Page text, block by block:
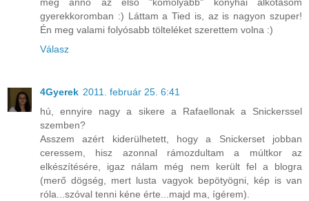
még anno az első "komolyabb" konyhai alkotásom
gyerekkoromban :) Láttam a Tied is, az is nagyon szuper!
Én meg valami folyósabb tölteléket szerettem volna :)
Válasz
4Gyerek 2011. február 25. 6:41
hú, ennyire nagy a sikere a Rafaellonak a Snickerssel
szemben?
Asszem azért kiderülhetett, hogy a Snickerset jobban
ceressem, hisz azonnal rámozdultam a múltkor az
elkészítésére, igaz nálam még nem került fel a blogra
(merő dögség, mert lusta vagyok bepötyögni, kép is van
róla...szóval tenni kéne érte...majd ma, ígérem).